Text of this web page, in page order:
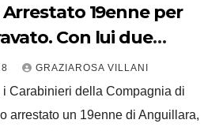
19enne per
Con lui due
Tre sdraio
GRAZIAROSA VILLANI
i Carabinieri della Compagnia di
arrestato un 19enne di Anguillara,